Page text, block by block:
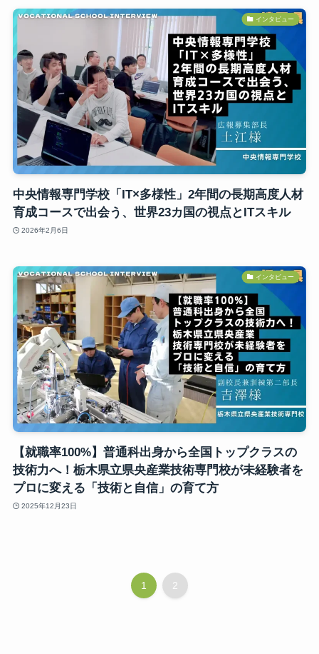
インタビュー
中央情報専門学校「IT×多様性」2年間の長期高度人材
育成コースで出会う、世界23カ国の視点とITスキル
2026年2月6日
インタビュー
【就職率100%】普通科出身から全国トップクラスの
技術力へ！栃木県立県央産業技術専門校が未経験者を
プロに変える「技術と自信」の育て方
2025年12月23日
1 2